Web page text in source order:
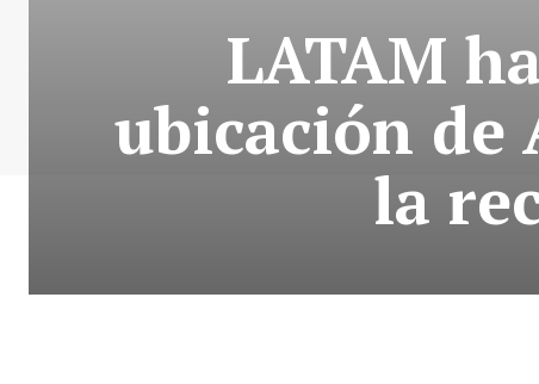
LATAM
ubicación de
la